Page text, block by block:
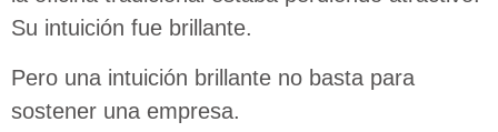
Su intuición fue brillante.
Pero una intuición brillante no basta para
sostener una empresa.